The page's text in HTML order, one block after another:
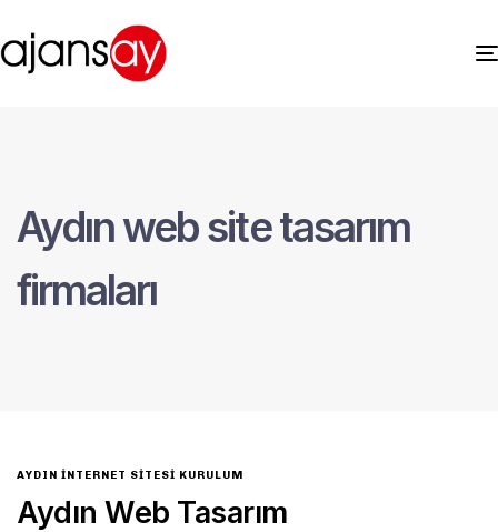
Aydın web site tasarım
firmaları
AYDIN İNTERNET SITESI KURULUM
Aydın Web Tasarım